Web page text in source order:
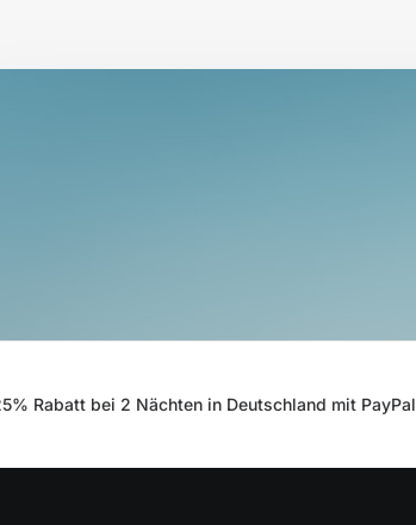
Rabatt bei 2 Nächten in Deutschland mit PayPal